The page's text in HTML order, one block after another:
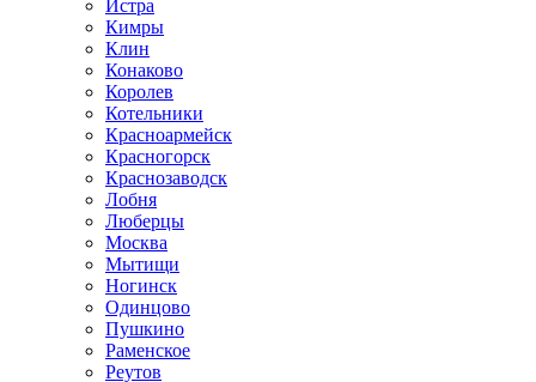
Истра
Кимры
Клин
Конаково
Королев
Котельники
Красноармейск
Красногорск
Краснозаводск
Лобня
Люберцы
Москва
Мытищи
Ногинск
Одинцово
Пушкино
Раменское
Реутов